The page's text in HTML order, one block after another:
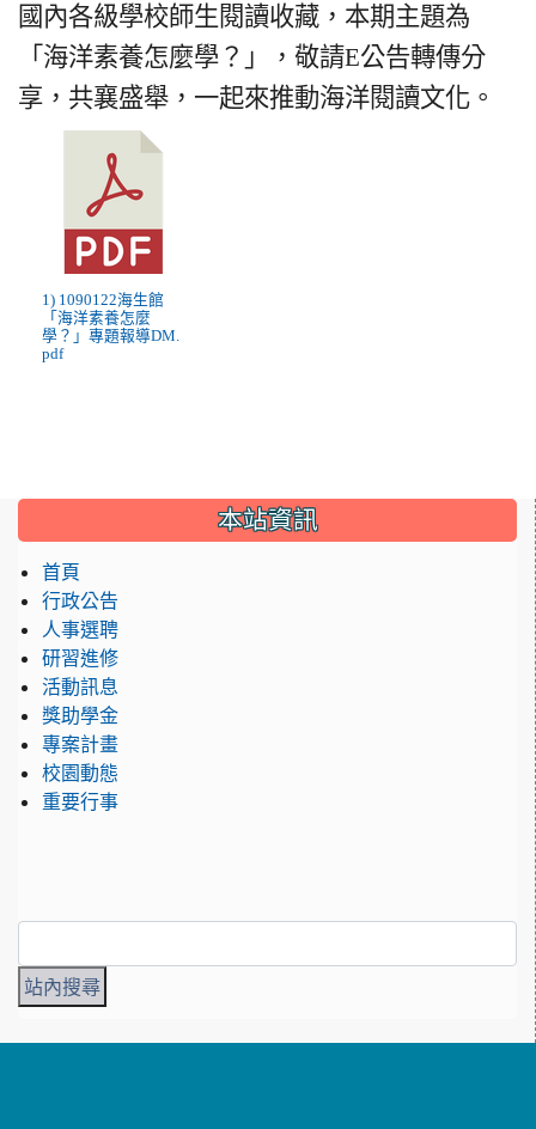
國內各級學校師生閱讀收藏，本期主題為
「海洋素養怎麼學？」，敬請E公告轉傳分
享，共襄盛舉，一起來推動海洋閱讀文化。
1) 1090122海生館
「海洋素養怎麼
學？」專題報導DM.
pdf
::: 本站資訊
首頁
行政公告
人事選聘
研習進修
活動訊息
獎助學金
專案計畫
校園動態
重要行事